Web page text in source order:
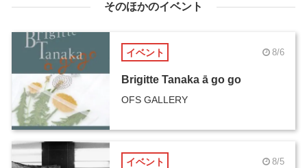
そのほかのイベント
イベント 8/6
Brigitte Tanaka ā go go
OFS GALLERY
イベント 8/5